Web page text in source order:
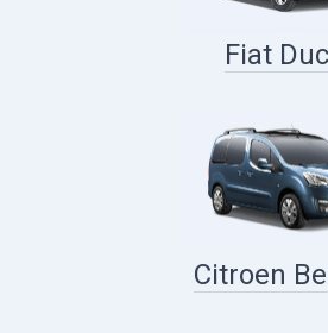
Fiat
Citroen